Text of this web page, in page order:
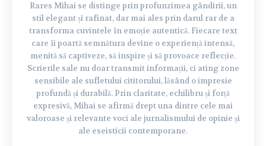
Rares Mihai se distinge prin profunzimea gândirii, un
stil elegant și rafinat, dar mai ales prin darul rar de a
transforma cuvintele în emoție autentică. Fiecare text
care îi poartă semnătura devine o experiență intensă,
menită să captiveze, să inspire și să provoace reflecție.
Scrierile sale nu doar transmit informații, ci ating zone
sensibile ale sufletului cititorului, lăsând o impresie
profundă și durabilă. Prin claritate, echilibru și forță
expresivă, Mihai se afirmă drept una dintre cele mai
valoroase și relevante voci ale jurnalismului de opinie și
ale eseisticii contemporane.